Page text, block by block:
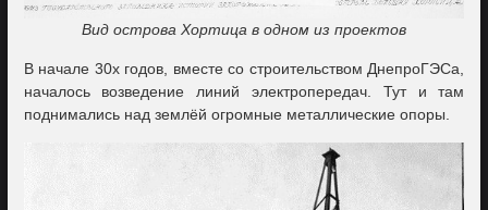
Вид острова Хортица в одном из проектов
В начале 30х годов, вместе со строительством ДнепроГЭСа,
началось возведение линий электропередач. Тут и там
поднимались над землёй огромные металлические опоры.